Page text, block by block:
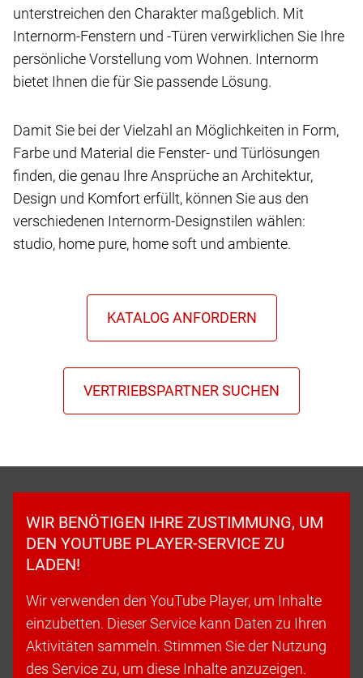
unterstreichen den Charakter maßgeblich. Mit
Internorm-Fenstern und -Türen verwirklichen Sie Ihre
persönliche Vorstellung vom Wohnen. Internorm
bietet Ihnen die für Sie passende Lösung.
Damit Sie bei der Vielzahl an Möglichkeiten in Form,
Farbe und Material die Fenster- und Türlösungen
finden, die genau Ihre Ansprüche an Architektur,
Design und Komfort erfüllt, können Sie aus den
verschiedenen Internorm-Designstilen wählen:
studio, home pure, home soft und ambiente.
WIR BENÖTIGEN IHRE ZUSTIMMUNG, UM
DEN YOUTUBE PLAYER-SERVICE ZU
LADEN!
Wir verwenden den YouTube Player, um Inhalte
einzubetten. Dieser Service kann Daten zu Ihren
Aktivitäten sammeln. Stimmen Sie der Nutzung
des Service zu, um diese Inhalte anzuzeigen.